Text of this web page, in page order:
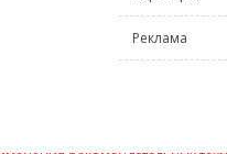
Реклама